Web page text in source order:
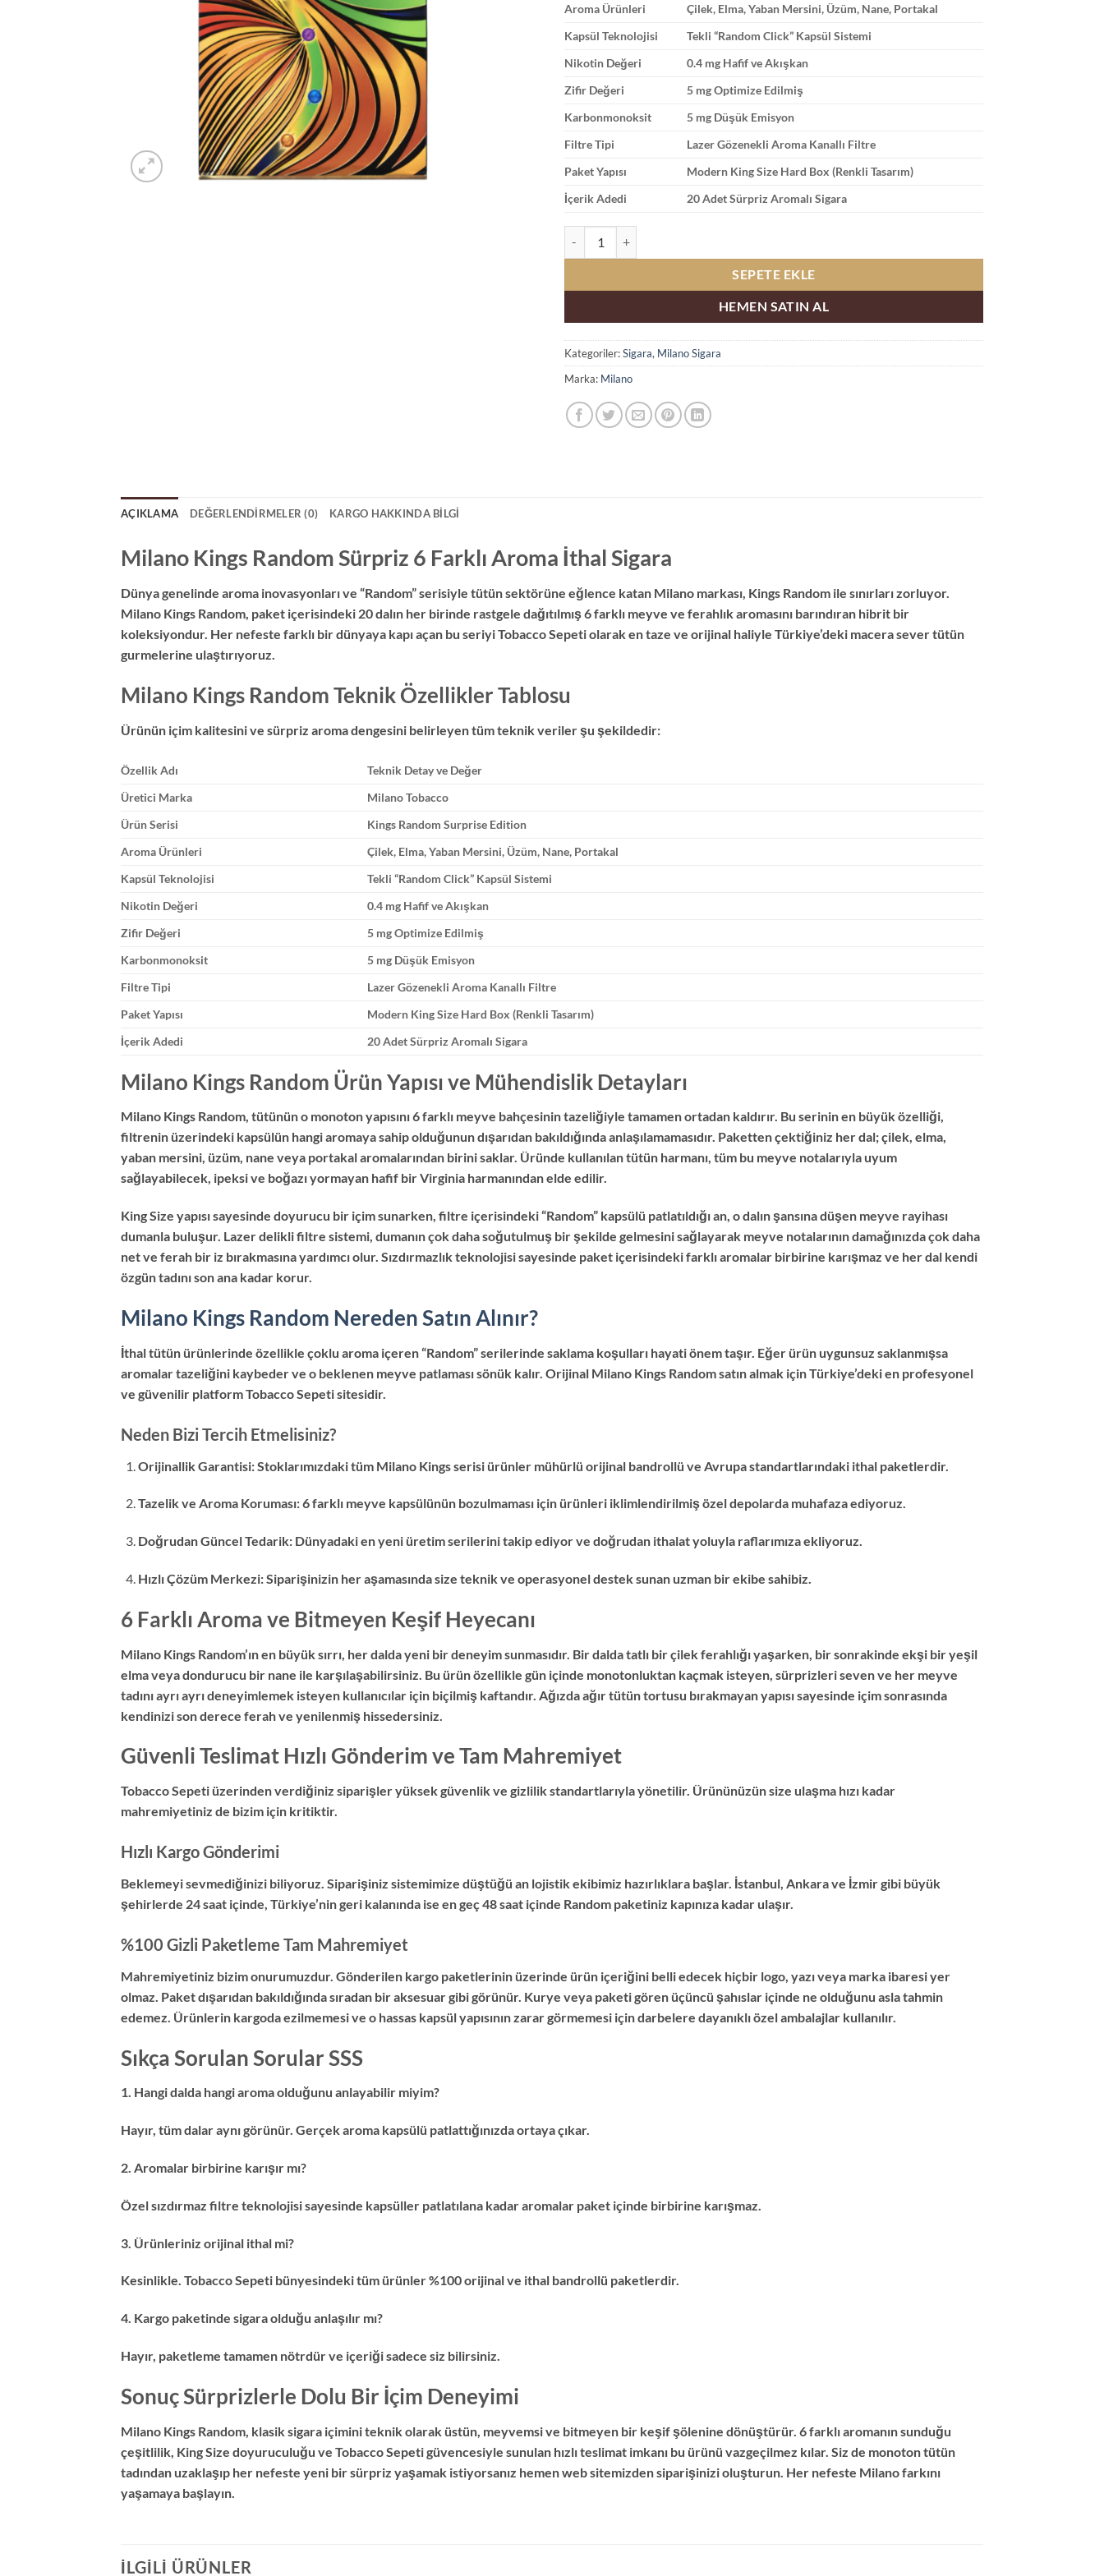
Aroma Ürünleri
Çilek, Elma, Yaban Mersini, Üzüm, Nane, Portakal
Kapsül Teknolojisi
Tekli “Random Click” Kapsül Sistemi
Nikotin Değeri
0.4 mg Hafif ve Akışkan
Zifir Değeri
5 mg Optimize Edilmiş
Karbonmonoksit
5 mg Düşük Emisyon
Filtre Tipi
Lazer Gözenekli Aroma Kanallı Filtre
Paket Yapısı
Modern King Size Hard Box (Renkli Tasarım)
İçerik Adedi
20 Adet Sürpriz Aromalı Sigara
SEPETE EKLE
HEMEN SATIN AL
Kategoriler:Sigara, Milano Sigara
Marka: Milano
AÇIKLAMA DEĞERLENDIRMELER (0) KARGO HAKKINDA BILGI
Milano Kings Random Sürpriz 6 Farklı Aroma İthal Sigara
Dünya genelinde aroma inovasyonları ve “Random” serisiyle tütün sektörüne eğlence katan Milano markası, Kings Random ile sınırları zorluyor.
Milano Kings Random, paket içerisindeki 20 dalın her birinde rastgele dağıtılmış 6 farklı meyve ve ferahlık aromasını barındıran hibrit bir
koleksiyondur. Her nefeste farklı bir dünyaya kapı açan bu seriyi Tobacco Sepeti olarak en taze ve orijinal haliyle Türkiye’deki macera sever tütün
gurmelerine ulaştırıyoruz.
Milano Kings Random Teknik Özellikler Tablosu
Ürünün içim kalitesini ve sürpriz aroma dengesini belirleyen tüm teknik veriler şu şekildedir:
Özellik Adı
Teknik Detay ve Değer
Üretici Marka
Milano Tobacco
Ürün Serisi
Kings Random Surprise Edition
Aroma Ürünleri
Çilek, Elma, Yaban Mersini, Üzüm, Nane, Portakal
Kapsül Teknolojisi
Tekli “Random Click” Kapsül Sistemi
Nikotin Değeri
0.4 mg Hafif ve Akışkan
Zifir Değeri
5 mg Optimize Edilmiş
Karbonmonoksit
5 mg Düşük Emisyon
Filtre Tipi
Lazer Gözenekli Aroma Kanallı Filtre
Paket Yapısı
Modern King Size Hard Box (Renkli Tasarım)
İçerik Adedi
20 Adet Sürpriz Aromalı Sigara
Milano Kings Random Ürün Yapısı ve Mühendislik Detayları
Milano Kings Random, tütünün o monoton yapısını 6 farklı meyve bahçesinin tazeliğiyle tamamen ortadan kaldırır. Bu serinin en büyük özelliği,
filtrenin üzerindeki kapsülün hangi aromaya sahip olduğunun dışarıdan bakıldığında anlaşılamamasıdır. Paketten çektiğiniz her dal; çilek, elma,
yaban mersini, üzüm, nane veya portakal aromalarından birini saklar. Üründe kullanılan tütün harmanı, tüm bu meyve notalarıyla uyum
sağlayabilecek, ipeksi ve boğazı yormayan hafif bir Virginia harmanından elde edilir.
King Size yapısı sayesinde doyurucu bir içim sunarken, filtre içerisindeki “Random” kapsülü patlatıldığı an, o dalın şansına düşen meyve rayihası
dumanla buluşur. Lazer delikli filtre sistemi, dumanın çok daha soğutulmuş bir şekilde gelmesini sağlayarak meyve notalarının damağınızda çok daha
net ve ferah bir iz bırakmasına yardımcı olur. Sızdırmazlık teknolojisi sayesinde paket içerisindeki farklı aromalar birbirine karışmaz ve her dal kendi
özgün tadını son ana kadar korur.
Milano Kings Random Nereden Satın Alınır?
İthal tütün ürünlerinde özellikle çoklu aroma içeren “Random” serilerinde saklama koşulları hayati önem taşır. Eğer ürün uygunsuz saklanmışsa
aromalar tazeliğini kaybeder ve o beklenen meyve patlaması sönük kalır. Orijinal Milano Kings Random satın almak için Türkiye’deki en profesyonel
ve güvenilir platform Tobacco Sepeti sitesidir.
Neden Bizi Tercih Etmelisiniz?
Orijinallik Garantisi: Stoklarımızdaki tüm Milano Kings serisi ürünler mühürlü orijinal bandrollü ve Avrupa standartlarındaki ithal paketlerdir.
Tazelik ve Aroma Koruması: 6 farklı meyve kapsülünün bozulmaması için ürünleri iklimlendirilmiş özel depolarda muhafaza ediyoruz.
Doğrudan Güncel Tedarik: Dünyadaki en yeni üretim serilerini takip ediyor ve doğrudan ithalat yoluyla raflarımıza ekliyoruz.
Hızlı Çözüm Merkezi: Siparişinizin her aşamasında size teknik ve operasyonel destek sunan uzman bir ekibe sahibiz.
6 Farklı Aroma ve Bitmeyen Keşif Heyecanı
Milano Kings Random’ın en büyük sırrı, her dalda yeni bir deneyim sunmasıdır. Bir dalda tatlı bir çilek ferahlığı yaşarken, bir sonrakinde ekşi bir yeşil
elma veya dondurucu bir nane ile karşılaşabilirsiniz. Bu ürün özellikle gün içinde monotonluktan kaçmak isteyen, sürprizleri seven ve her meyve
tadını ayrı ayrı deneyimlemek isteyen kullanıcılar için biçilmiş kaftandır. Ağızda ağır tütün tortusu bırakmayan yapısı sayesinde içim sonrasında
kendinizi son derece ferah ve yenilenmiş hissedersiniz.
Güvenli Teslimat Hızlı Gönderim ve Tam Mahremiyet
Tobacco Sepeti üzerinden verdiğiniz siparişler yüksek güvenlik ve gizlilik standartlarıyla yönetilir. Ürününüzün size ulaşma hızı kadar
mahremiyetiniz de bizim için kritiktir.
Hızlı Kargo Gönderimi
Beklemeyi sevmediğinizi biliyoruz. Siparişiniz sistemimize düştüğü an lojistik ekibimiz hazırlıklara başlar. İstanbul, Ankara ve İzmir gibi büyük
şehirlerde 24 saat içinde, Türkiye’nin geri kalanında ise en geç 48 saat içinde Random paketiniz kapınıza kadar ulaşır.
%100 Gizli Paketleme Tam Mahremiyet
Mahremiyetiniz bizim onurumuzdur. Gönderilen kargo paketlerinin üzerinde ürün içeriğini belli edecek hiçbir logo, yazı veya marka ibaresi yer
olmaz. Paket dışarıdan bakıldığında sıradan bir aksesuar gibi görünür. Kurye veya paketi gören üçüncü şahıslar içinde ne olduğunu asla tahmin
edemez. Ürünlerin kargoda ezilmemesi ve o hassas kapsül yapısının zarar görmemesi için darbelere dayanıklı özel ambalajlar kullanılır.
Sıkça Sorulan Sorular SSS
1. Hangi dalda hangi aroma olduğunu anlayabilir miyim?
Hayır, tüm dalar aynı görünür. Gerçek aroma kapsülü patlattığınızda ortaya çıkar.
2. Aromalar birbirine karışır mı?
Özel sızdırmaz filtre teknolojisi sayesinde kapsüller patlatılana kadar aromalar paket içinde birbirine karışmaz.
3. Ürünleriniz orijinal ithal mi?
Kesinlikle. Tobacco Sepeti bünyesindeki tüm ürünler %100 orijinal ve ithal bandrollü paketlerdir.
4. Kargo paketinde sigara olduğu anlaşılır mı?
Hayır, paketleme tamamen nötrdür ve içeriği sadece siz bilirsiniz.
Sonuç Sürprizlerle Dolu Bir İçim Deneyimi
Milano Kings Random, klasik sigara içimini teknik olarak üstün, meyvemsi ve bitmeyen bir keşif şölenine dönüştürür. 6 farklı aromanın sunduğu
çeşitlilik, King Size doyuruculuğu ve Tobacco Sepeti güvencesiyle sunulan hızlı teslimat imkanı bu ürünü vazgeçilmez kılar. Siz de monoton tütün
tadından uzaklaşıp her nefeste yeni bir sürpriz yaşamak istiyorsanız hemen web sitemizden siparişinizi oluşturun. Her nefeste Milano farkını
yaşamaya başlayın.
İLGILI ÜRÜNLER